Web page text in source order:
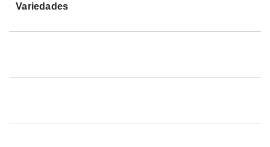
Variedades